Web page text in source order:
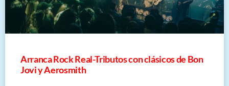
Arranca Rock Real-Tributos con clásicos de Bon
Jovi y Aerosmith